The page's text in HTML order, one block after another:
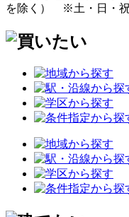
を除く）
※土・日・祝